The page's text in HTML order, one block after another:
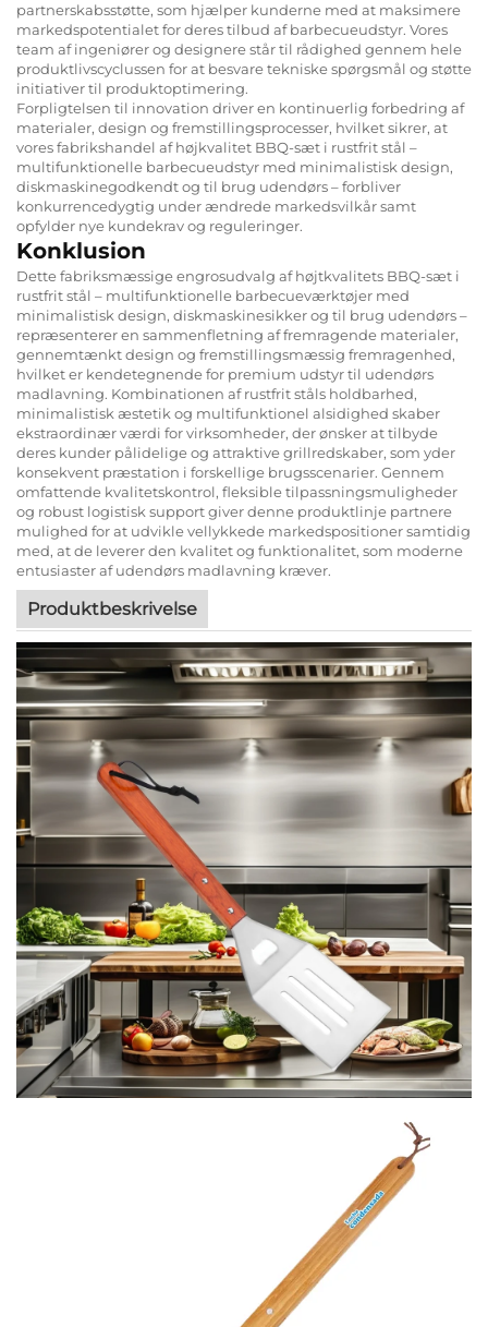
partnerskabsstøtte, som hjælper kunderne med at maksimere
markedspotentialet for deres tilbud af barbecueudstyr. Vores
team af ingeniører og designere står til rådighed gennem hele
produktlivscyclussen for at besvare tekniske spørgsmål og støtte
initiativer til produktoptimering.
Forpligtelsen til innovation driver en kontinuerlig forbedring af
materialer, design og fremstillingsprocesser, hvilket sikrer, at
vores fabrikshandel af højkvalitet BBQ-sæt i rustfrit stål –
multifunktionelle barbecueudstyr med minimalistisk design,
diskmaskinegodkendt og til brug udendørs – forbliver
konkurrencedygtig under ændrede markedsvilkår samt
opfylder nye kundekrav og reguleringer.
Konklusion
Dette fabriksmæssige engrosudvalg af højtkvalitets BBQ-sæt i
rustfrit stål – multifunktionelle barbecueværktøjer med
minimalistisk design, diskmaskinesikker og til brug udendørs –
repræsenterer en sammenfletning af fremragende materialer,
gennemtænkt design og fremstillingsmæssig fremragenhed,
hvilket er kendetegnende for premium udstyr til udendørs
madlavning. Kombinationen af rustfrit ståls holdbarhed,
minimalistisk æstetik og multifunktionel alsidighed skaber
ekstraordinær værdi for virksomheder, der ønsker at tilbyde
deres kunder pålidelige og attraktive grillredskaber, som yder
konsekvent præstation i forskellige brugsscenarier. Gennem
omfattende kvalitetskontrol, fleksible tilpassningsmuligheder
og robust logistisk support giver denne produktlinje partnere
mulighed for at udvikle vellykkede markedspositioner samtidig
med, at de leverer den kvalitet og funktionalitet, som moderne
entusiaster af udendørs madlavning kræver.
Produktbeskrivelse